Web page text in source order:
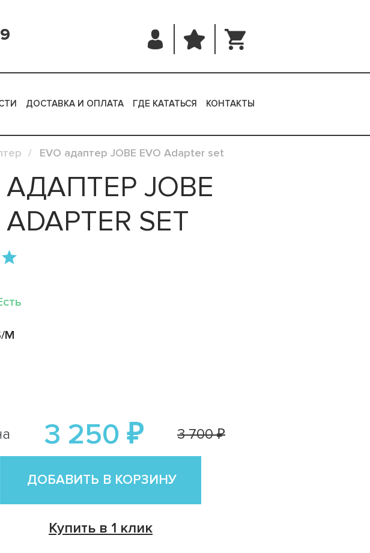
ДОСТАВКА И ОПЛАТА ГДЕ КАТАТЬСЯ КОНТАКТЫ
EVO адаптер JOBE EVO Adapter set
АДАПТЕР JOBE
SET
M
3 250 ₽ 3 700 ₽
ДОБАВИТЬ В КОРЗИНУ
Купить в 1 клик